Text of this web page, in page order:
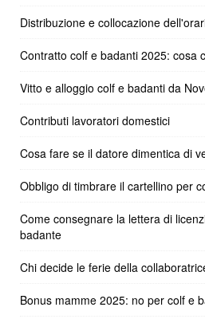
Distribuzione e collocazione
Contratto colf e badanti 2025: cosa
Vitto e alloggio colf e badanti da
Contributi lavoratori domestici
Cosa fare se il datore dimentica di
Obbligo di timbrare il cartellino per
Come consegnare la lettera di
badante
Chi decide le ferie della
Bonus mamme 2025: no per colf e